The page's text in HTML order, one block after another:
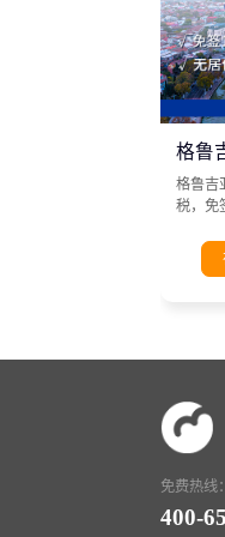
格鲁
格鲁吉
税，免
免费热线：
400-